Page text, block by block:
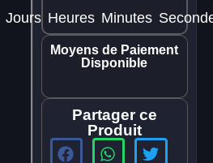
Jours Heures Minutes
Moyens de Paiement
Disponible
Partager ce
Produit